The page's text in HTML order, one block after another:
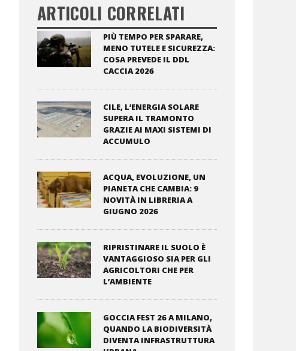
ARTICOLI CORRELATI
PIÙ TEMPO PER SPARARE,
MENO TUTELE E SICUREZZA:
COSA PREVEDE IL DDL
CACCIA 2026
CILE, L’ENERGIA SOLARE
SUPERA IL TRAMONTO
GRAZIE AI MAXI SISTEMI DI
ACCUMULO
ACQUA, EVOLUZIONE, UN
PIANETA CHE CAMBIA: 9
NOVITÀ IN LIBRERIA A
GIUGNO 2026
RIPRISTINARE IL SUOLO È
VANTAGGIOSO SIA PER GLI
AGRICOLTORI CHE PER
L’AMBIENTE
GOCCIA FEST 26 A MILANO,
QUANDO LA BIODIVERSITÀ
DIVENTA INFRASTRUTTURA